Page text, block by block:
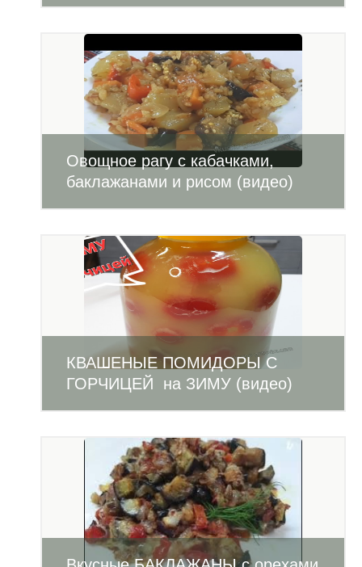
Овощное рагу с кабачками,
баклажанами и рисом (видео)
КВАШЕНЫЕ ПОМИДОРЫ С
ГОРЧИЦЕЙ на ЗИМУ (видео)